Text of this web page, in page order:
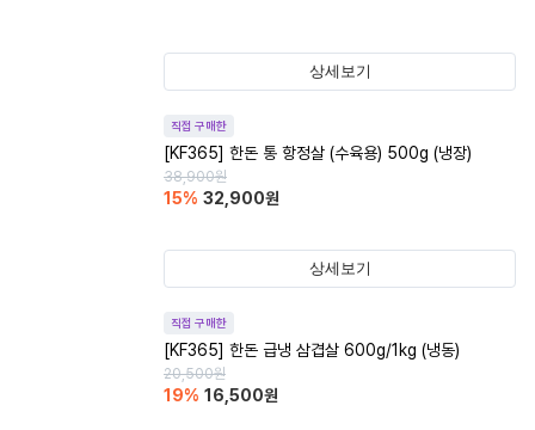
상세보기
직접 구매한
[KF365] 한돈 통 항정살 (수육용) 500g (냉장)
38,900원
15% 32,900원
상세보기
직접 구매한
[KF365] 한돈 급냉 삼겹살 600g/1kg (냉동)
20,500원
19% 16,500원